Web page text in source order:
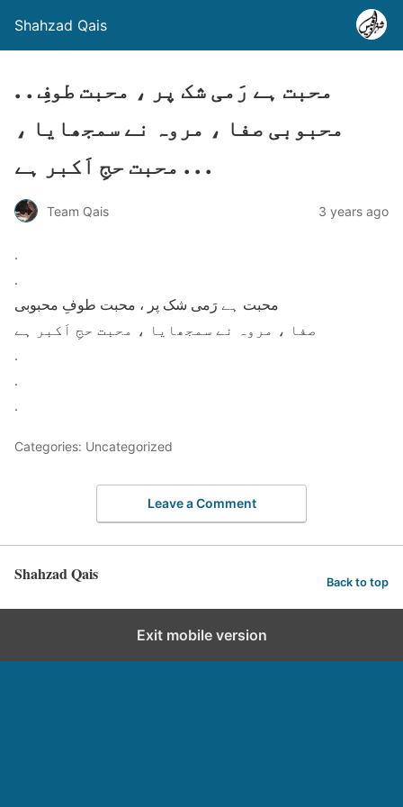
Shahzad Qais
. . محبت ہے رَمی شک پر ، محبت طوفِ
محبوبی صفا ، مروہ نے سمجھایا ،
محبت حجِ اَکبر ہے . . .
Team Qais 3 years ago
.
.
محبت ہے رَمی شک پر ، محبت طوفِ محبوبی
صفا ، مروہ نے سمجھایا ، محبت حجِ اَکبر ہے
.
.
.
Categories: Uncategorized
Leave a Comment
Shahzad Qais Back to top
Exit mobile version